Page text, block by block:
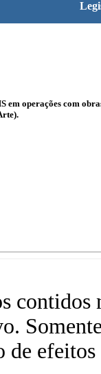
em operações com
contidos
de